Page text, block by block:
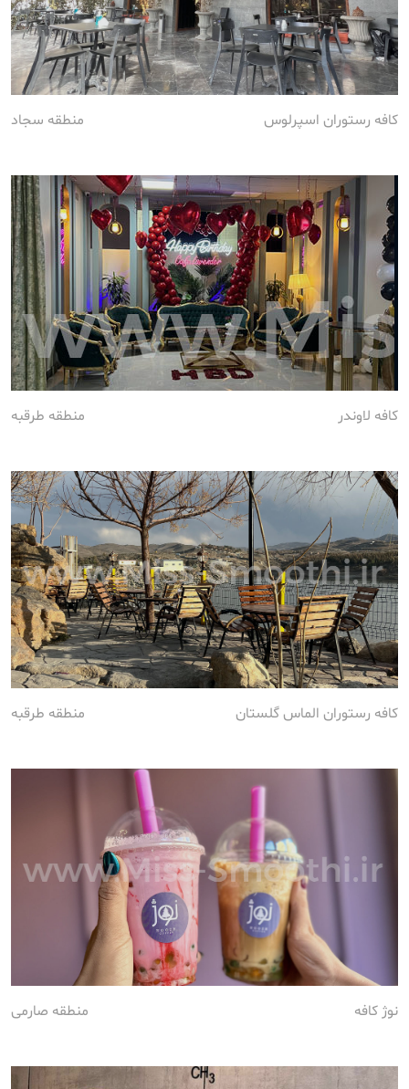
منطقه سجاد کافه رستوران اسپرلوس
منطقه طرقبه کافه لاوندر
منطقه طرقبه کافه رستوران الماس گلستان
منطقه صارمی نوژ کافه